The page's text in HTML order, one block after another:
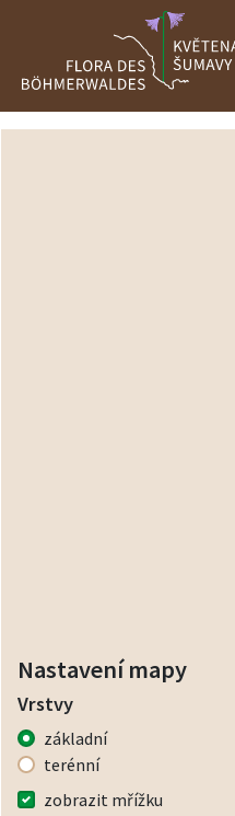
Nastavení mapy
Vrstvy
základní
terénní
zobrazit mřížku